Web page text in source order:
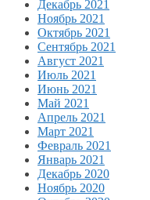
Декабрь 2021
Ноябрь 2021
Октябрь 2021
Сентябрь 2021
Август 2021
Июль 2021
Июнь 2021
Май 2021
Апрель 2021
Март 2021
Февраль 2021
Январь 2021
Декабрь 2020
Ноябрь 2020